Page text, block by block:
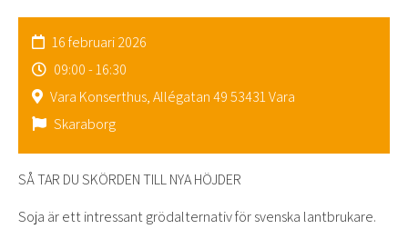
16 februari 2026
09:00 - 16:30
Vara Konserthus, Allégatan 49 53431 Vara
Skaraborg
SÅ TAR DU SKÖRDEN TILL NYA HÖJDER
Soja är ett intressant grödalternativ för svenska lantbrukare.